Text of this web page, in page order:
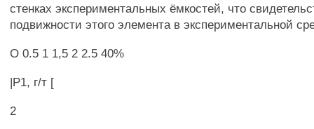
стенках экспериментальных ёмкостей, что
подвижности этого элемента в экспериментальной
О 0.5 1 1,5 2 2.5 40%
|Р1, г/т [
2